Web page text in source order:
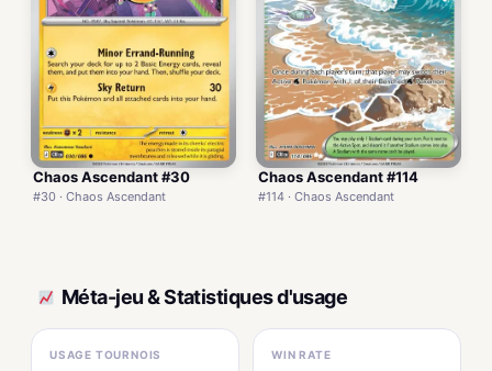
Chaos Ascendant #30
#30 · Chaos Ascendant
Chaos Ascendant #114
#114 · Chaos Ascendant
Méta-jeu & Statistiques d'usage
USAGE TOURNOIS WIN RATE